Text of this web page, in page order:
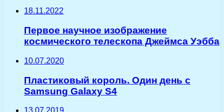
18.11.2022
Первое научное изображение
космического телескопа Джеймса Уэбба
10.07.2020
Пластиковый король. Один день с
Samsung Galaxy S4